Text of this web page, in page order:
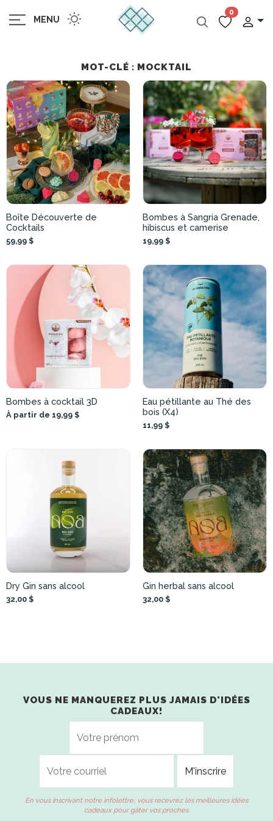
MENU
0
MOT-CLÉ : MOCKTAIL
Boîte Découverte de
Cocktails
59,99 $
Bombes à Sangria Grenade,
hibiscus et camerise
19,99 $
Bombes à cocktail 3D
À partir de 19,99 $
Eau pétillante au Thé des
bois (X4)
11,99 $
Dry Gin sans alcool
32,00 $
Gin herbal sans alcool
32,00 $
VOUS NE MANQUEREZ PLUS JAMAIS D'IDÉES
CADEAUX!
En vous inscrivant notre infolettre, vous recevrez les meilleures idées
cadeaux pour gâter vos proches.